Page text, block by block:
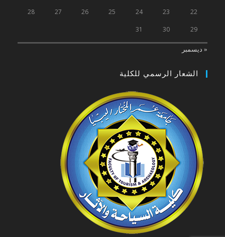
22
23
24
25
26
27
28
29
30
31
« ديسمبر
الشعار الرسمي للكلية